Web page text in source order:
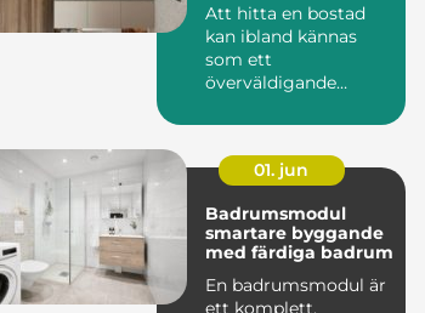
Att hitta en bostad
kan ibland kännas
som ett
överväldigande
...
01. jun
Badrumsmodul
smartare byggande
med färdiga badrum
En badrumsmodul är
ett komplett,